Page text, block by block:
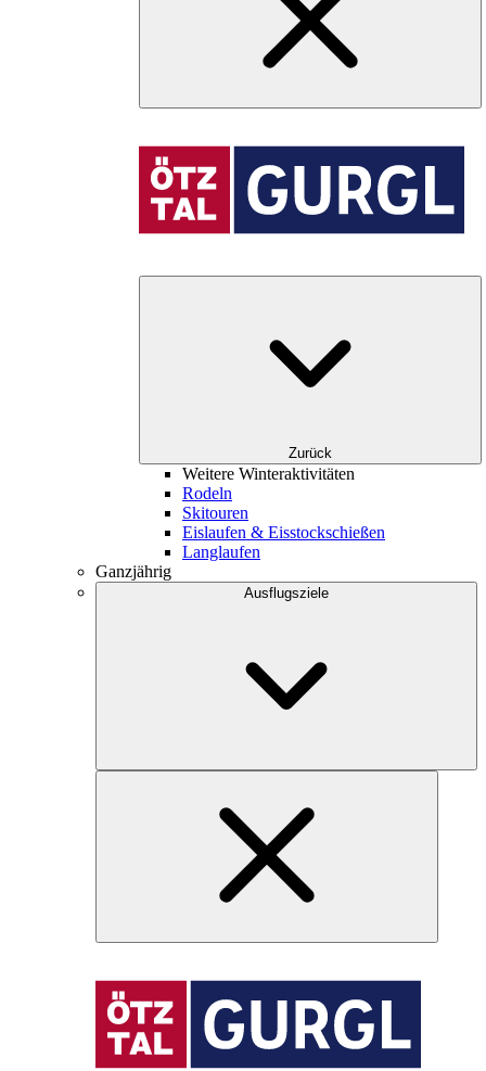
Zurück
Weitere Winteraktivitäten
Rodeln
Skitouren
Eislaufen & Eisstockschießen
Langlaufen
Ganzjährig
Ausflugsziele